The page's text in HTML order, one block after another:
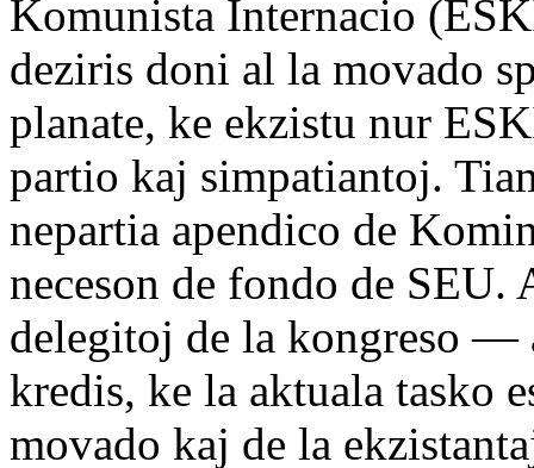
Komunista Internacio
deziris doni al la movado
planate, ke ekzistu nur
partio kaj simpatiantoj.
nepartia apendico de
neceson de fondo de
delegitoj de la kongreso —
kredis, ke la aktuala tasko
movado kaj de la